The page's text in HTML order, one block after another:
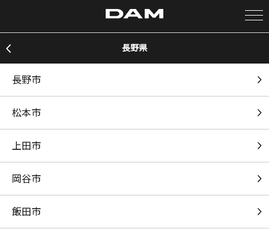
カラオケ検索
カラオケ店舗検索
長野県
長野市
松本市
上田市
岡谷市
飯田市